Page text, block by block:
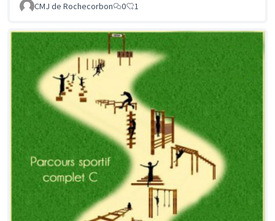
CMJ de Rochecorbon
0 1